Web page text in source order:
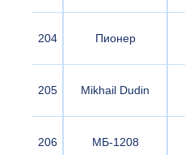
204 Пионер
205 Mikhail Dudin
206 МБ-1208